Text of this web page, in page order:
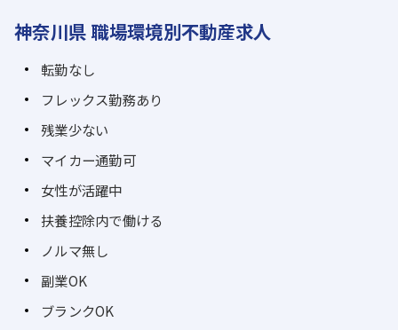
神奈川県 職場環境別不動産求人
転勤なし
フレックス勤務あり
残業少ない
マイカー通勤可
女性が活躍中
扶養控除内で働ける
ノルマ無し
副業OK
ブランクOK